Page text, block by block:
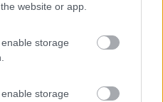
website or app.
storage
storage
per il mare, con
funzionali. No servizi
20 € x 24 ore